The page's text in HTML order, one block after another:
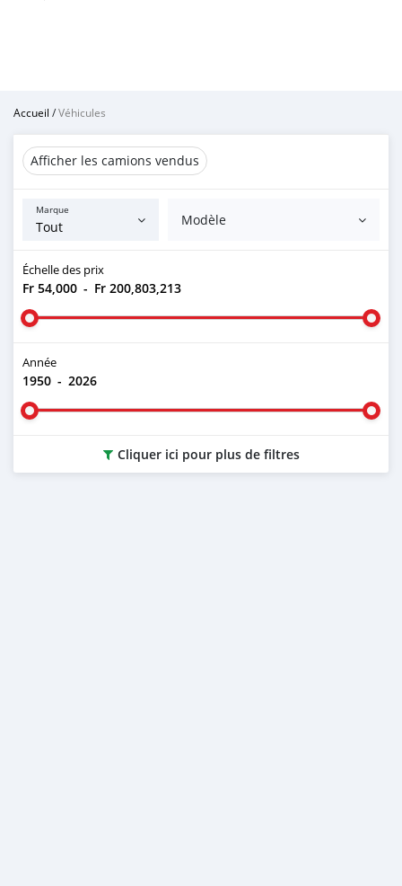
Accueil /Véhicules
Afficher les camions vendus
Marque
Modèle
Échelle des prix
Fr 54,000 - Fr 200,803,213
Année
1950 - 2026
Cliquer ici pour plus de filtres